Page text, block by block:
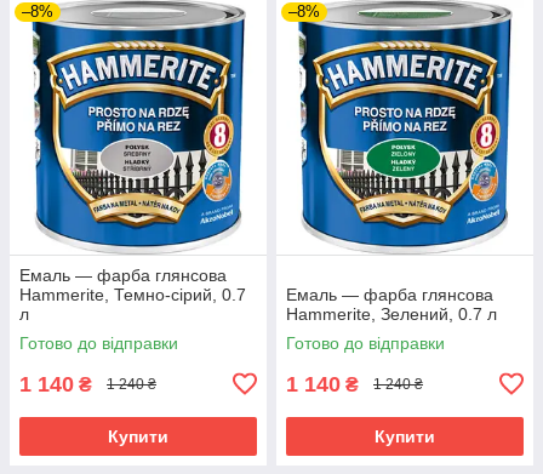
–8%
Емаль — фарба глянсова
Hammerite, Темно-сірий, 0.7
л
Готово до відправки
1 140 ₴ 1 240 ₴
Купити
–8%
Емаль — фарба глянсова
Hammerite, Зелений, 0.7 л
Готово до відправки
1 140 ₴ 1 240 ₴
Купити